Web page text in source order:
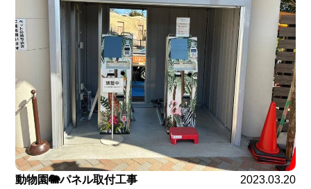
動物園🐘パネル取付工事 2023.03.20